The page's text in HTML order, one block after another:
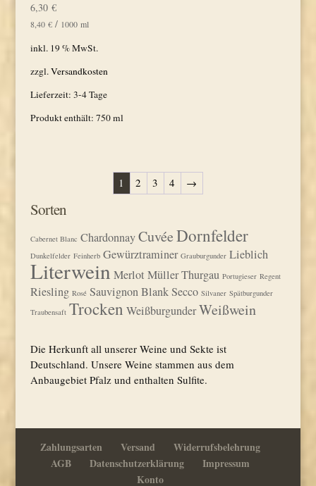
6,30 €
8,40 €/ 1000 ml
inkl. 19 % MwSt.
zzgl.Versandkosten
Lieferzeit: 3-4 Tage
Produkt enthält: 750ml
1 2 3 4 →
Sorten
Cabernet Blanc Chardonnay CuvéeDornfelder
Dunkelfelder Feinherb Gewürztraminer Grauburgunder Lieblich
Literwein Merlot Müller Thurgau Portugieser Regent
Riesling Rosé Sauvignon Blank Secco Silvaner Spätburgunder
Traubensaft Trocken Weißburgunder Weißwein
Die Herkunft all unserer Weine und Sekte ist
Deutschland. Unsere Weine stammen aus dem
Anbaugebiet Pfalz und enthalten Sulfite.
Zahlungsarten Versand
Widerrufsbelehrung
AGB
Datenschutzerklärung
Impressum
Konto